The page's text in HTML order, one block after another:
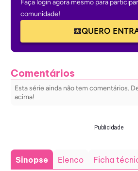
Faça login agora mesmo para
comunidade!
QUERO
Comentários
Esta série ainda não tem comentários.
acima!
Publicidade
Sinopse Elenco Ficha